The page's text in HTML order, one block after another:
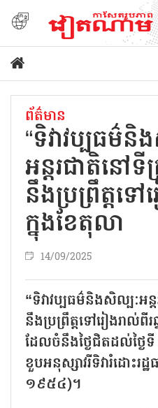
ព័ត៌មាន
“ទិវាវប្បធម៌និ
អន្តរជាតិន
នឹងប្រព្រឹត្តទៅ
ក្នុងខែតុលា
14/09/2025
“ទិវាវប្បធម៌និងសិល្បៈ
នឹងប្រព្រឹត្តទៅរៀងរាល់ពី
ដែលចំនឹងថ្ងៃជិតដល់ថ្ង
ខួបអនុស្សាវរីទិវារំដោះរ
១៩៥៤)។